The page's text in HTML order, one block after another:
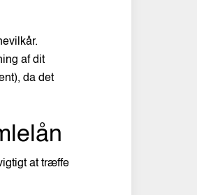
af dit
da det
at træffe